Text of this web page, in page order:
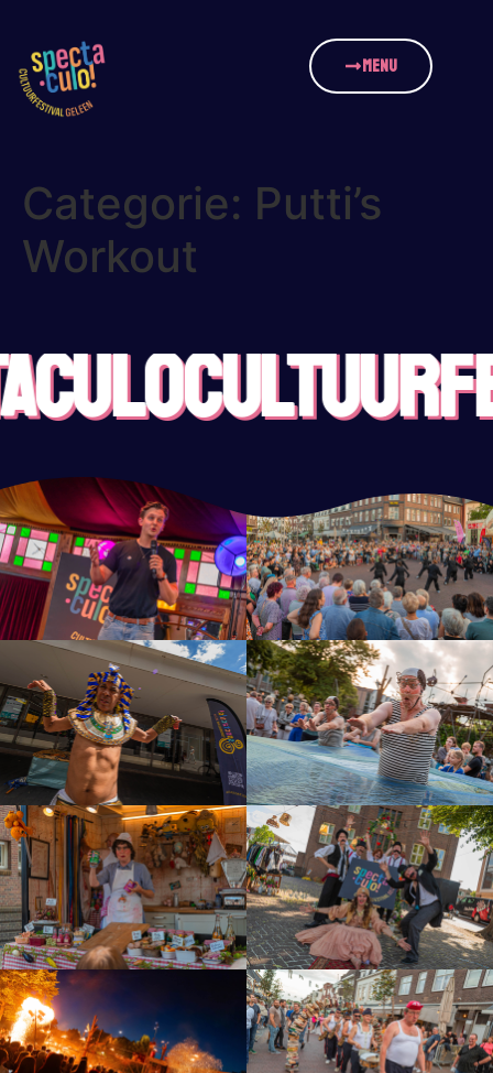
MENU
Categorie: Putti’s
Workout